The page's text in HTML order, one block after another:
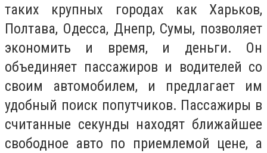
таких крупных городах как Харьков,
Полтава, Одесса, Днепр, Сумы, позволяет
экономить и время, и деньги. Он
объединяет пассажиров и водителей со
своим автомобилем, и предлагает им
удобный поиск попутчиков. Пассажиры в
считанные секунды находят ближайшее
свободное авто по приемлемой цене, а